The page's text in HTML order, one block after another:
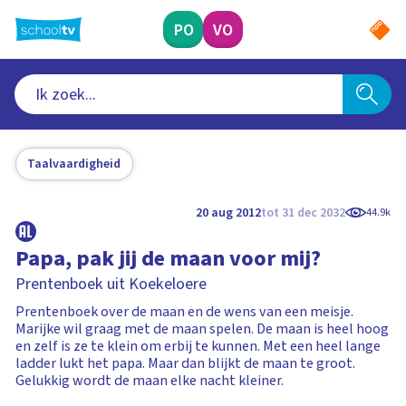
naar
hoofdinhoud
PO VO
Taalvaardigheid
20 aug 2012tot 31 dec 2032 44.9k
Papa, pak jij de maan voor mij?
Prentenboek uit Koekeloere
Prentenboek over de maan en de wens van een meisje.
Marijke wil graag met de maan spelen. De maan is heel hoog
en zelf is ze te klein om erbij te kunnen. Met een heel lange
ladder lukt het papa. Maar dan blijkt de maan te groot.
Gelukkig wordt de maan elke nacht kleiner.